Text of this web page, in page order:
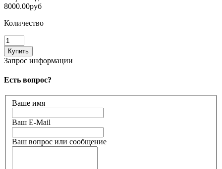
8000.00руб
Количество
Запрос информации
Есть вопрос?
Ваше имя
Ваш E-Mail
Ваш вопрос или сообщение